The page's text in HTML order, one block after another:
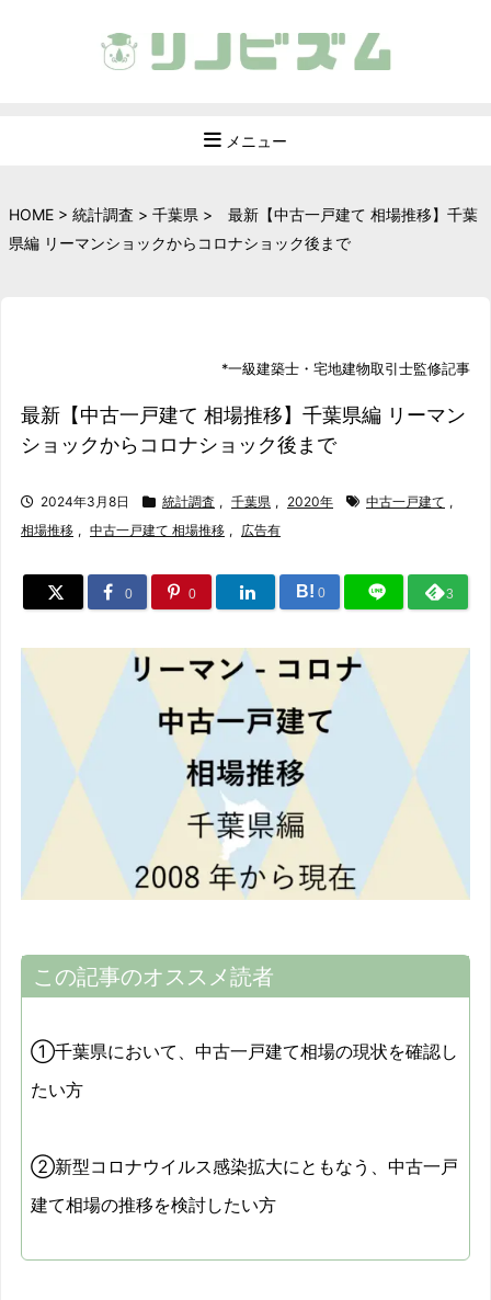
メニュー
HOME > 統計調査 > 千葉県 >
最新【中古一戸建て 相場推移】千葉
県編 リーマンショックからコロナショック後まで
*一級建築士 ・ 宅地建物取引士監修記事
最新【中古一戸建て 相場推移】千葉県編 リーマン
ショックからコロナショック後まで
2024年3月8日 統計調査 , 千葉県 , 2020年 中古一戸建て ,
相場推移 , 中古一戸建て 相場推移 , 広告有
0 0 B! 0 3
この記事のオススメ読者
①千葉県において、中古一戸建て相場の現状を確認し
たい方
②新型コロナウイルス感染拡大にともなう、中古一戸
建て相場の推移を検討したい方